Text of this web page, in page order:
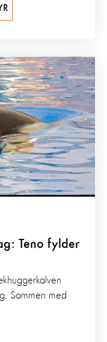
Teno fylder
Sammen med